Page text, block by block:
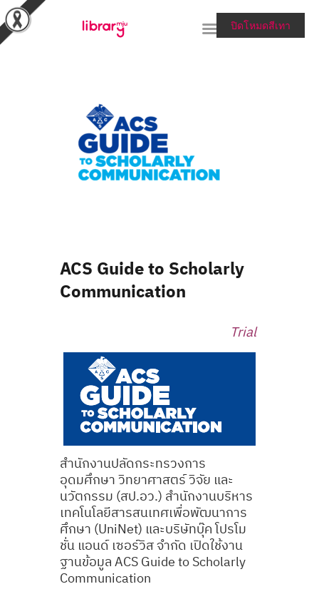
RESEARCH TOOLS &
COLLECTIONS
SERVICES & HELP
ABOUT THE LIBRARY
ACS Guide to Scholarly
Communication
Trial
สำนักงานปลัดกระทรวงการ
อุดมศึกษา วิทยาศาสตร์ วิจัย และ
นวัตกรรม (สป.อว.) สำนักงานบริหาร
เทคโนโลยีสารสนเทศเพื่อพัฒนาการ
ศึกษา (UniNet) และบริษัทบุ๊ค โปรโม
ชั่น แอนด์ เซอร์วิส จำกัด เปิดใช้งาน
ฐานข้อมูล ACS Guide to Scholarly
Communication
ปิดโหมดสีเทา